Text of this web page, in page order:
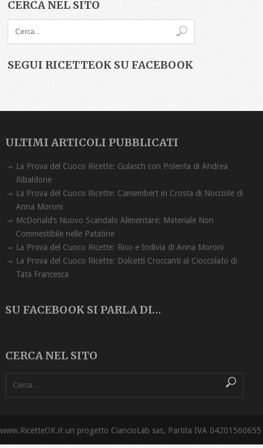
CERCA NEL SITO
SEGUI RICETTEOK SU FACEBOOK
ULTIMI ARTICOLI PUBBLICATI
La Prova del Cuoco Ricette: Gulasch con Polenta di Andrea
Ribaldone
La Prova del Cuoco Ricette: Camembert in Crosta di Nocciole di
Anna Moroni
McDonald’s Nuovo Scandalo Alimentare: Materiale Non
Commestibile nelle Patatine
La Prova del Cuoco Ricette: Riso e Indivia di Anna Moroni
La Prova del Cuoco Ricette: Dolcetti Croccanti al Cioccolato di
Tata Francesca
SU FACEBOOK SI PARLA DI…
CERCA NEL SITO
www.RicetteOK.it un progetto CiancioLab sas, Partita IVA 04201560655